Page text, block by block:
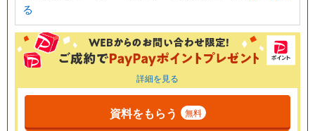
る
詳細を見る
資料をもらう 無料